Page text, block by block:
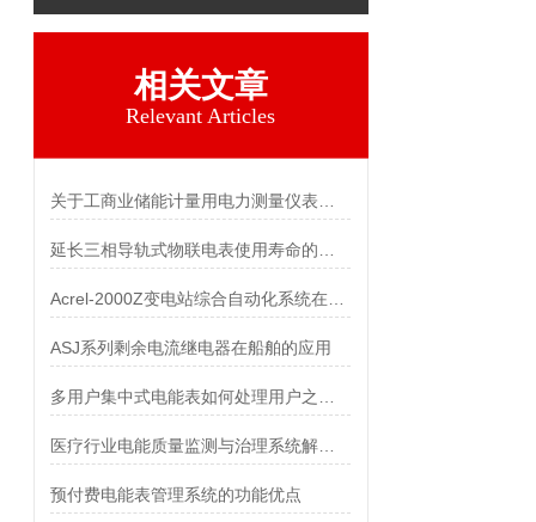
相关文章
Relevant Articles
ASJ系列剩余电流继电器在船舶的应用
预付费电能表管理系统的功能优点